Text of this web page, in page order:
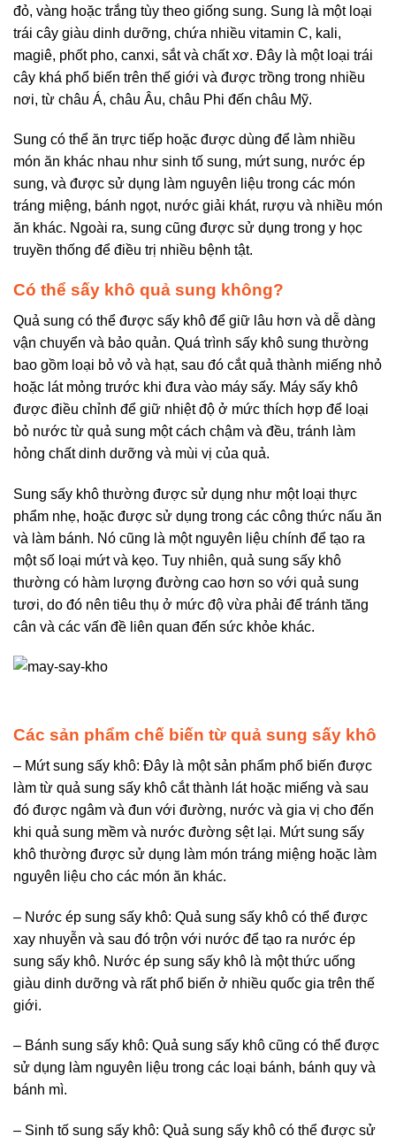
đỏ, vàng hoặc trắng tùy theo giống sung. Sung là một loại
trái cây giàu dinh dưỡng, chứa nhiều vitamin C, kali,
magiê, phốt pho, canxi, sắt và chất xơ. Đây là một loại trái
cây khá phổ biến trên thế giới và được trồng trong nhiều
nơi, từ châu Á, châu Âu, châu Phi đến châu Mỹ.
Sung có thể ăn trực tiếp hoặc được dùng để làm nhiều
món ăn khác nhau như sinh tố sung, mứt sung, nước ép
sung, và được sử dụng làm nguyên liệu trong các món
tráng miệng, bánh ngọt, nước giải khát, rượu và nhiều món
ăn khác. Ngoài ra, sung cũng được sử dụng trong y học
truyền thống để điều trị nhiều bệnh tật.
Có thể sấy khô quả sung không?
Quả sung có thể được sấy khô để giữ lâu hơn và dễ dàng
vận chuyển và bảo quản. Quá trình sấy khô sung thường
bao gồm loại bỏ vỏ và hạt, sau đó cắt quả thành miếng nhỏ
hoặc lát mỏng trước khi đưa vào máy sấy. Máy sấy khô
được điều chỉnh để giữ nhiệt độ ở mức thích hợp để loại
bỏ nước từ quả sung một cách chậm và đều, tránh làm
hỏng chất dinh dưỡng và mùi vị của quả.
Sung sấy khô thường được sử dụng như một loại thực
phẩm nhẹ, hoặc được sử dụng trong các công thức nấu ăn
và làm bánh. Nó cũng là một nguyên liệu chính để tạo ra
một số loại mứt và kẹo. Tuy nhiên, quả sung sấy khô
thường có hàm lượng đường cao hơn so với quả sung
tươi, do đó nên tiêu thụ ở mức độ vừa phải để tránh tăng
cân và các vấn đề liên quan đến sức khỏe khác.
Các sản phẩm chế biến từ quả sung sấy khô
– Mứt sung sấy khô: Đây là một sản phẩm phổ biến được
làm từ quả sung sấy khô cắt thành lát hoặc miếng và sau
đó được ngâm và đun với đường, nước và gia vị cho đến
khi quả sung mềm và nước đường sệt lại. Mứt sung sấy
khô thường được sử dụng làm món tráng miệng hoặc làm
nguyên liệu cho các món ăn khác.
– Nước ép sung sấy khô: Quả sung sấy khô có thể được
xay nhuyễn và sau đó trộn với nước để tạo ra nước ép
sung sấy khô. Nước ép sung sấy khô là một thức uống
giàu dinh dưỡng và rất phổ biến ở nhiều quốc gia trên thế
giới.
– Bánh sung sấy khô: Quả sung sấy khô cũng có thể được
sử dụng làm nguyên liệu trong các loại bánh, bánh quy và
bánh mì.
– Sinh tố sung sấy khô: Quả sung sấy khô có thể được sử